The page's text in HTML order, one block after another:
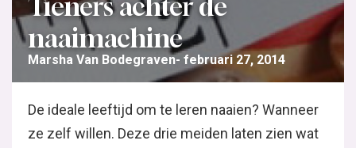
Tieners achter de
naaimachine
Marsha Van Bodegraven februari 27, 2014
De ideale leeftijd om te leren naaien? Wanneer
ze zelf willen. Deze drie meiden laten zien wat